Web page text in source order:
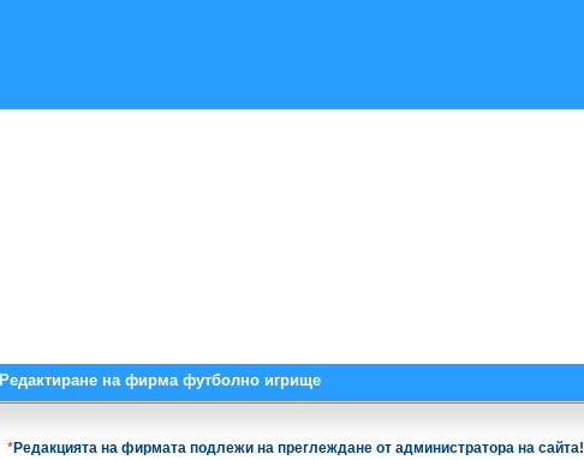
Редактиране на фирма футболно игрище
*Редакцията на фирмата подлежи на преглеждане от администратора на сайта!